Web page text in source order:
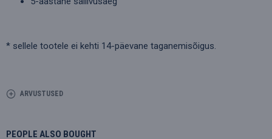
* sellele tootele ei kehti 14-päevane taganemisõigus.
ARVUSTUSED
PEOPLE ALSO BOUGHT